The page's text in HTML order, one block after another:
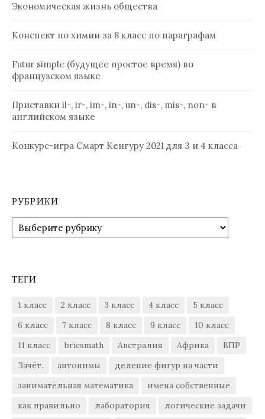
Экономическая жизнь общества
Конспект по химии за 8 класс по параграфам
Futur simple (будущее простое время) во
французском языке
Приставки il-, ir-, im-, in-, un-, dis-, mis-, non- в
английском языке
Конкурс-игра Смарт Кенгуру 2021 для 3 и 4 класса
РУБРИКИ
Рубрики
ТЕГИ
1 класс 2 класс 3 класс 4 класс
5 класс
6 класс
7 класс 8 класс 9 класс
10 класс
11 класс
bricsmath Австралия Африка
ВПР
Зачёт.
антонимы
деление фигур на части
занимательная математика
имена собственные
как правильно
лаборатория
логические задачи